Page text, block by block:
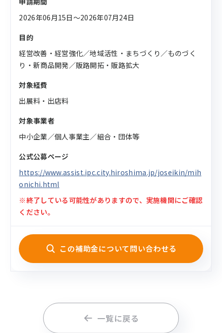
2026年06月15日〜2026年07月24日
目的
経営改善・経営強化／地域活性・まちづくり／ものづく
り・新商品開発／販路開拓・販路拡大
対象経費
出展料・出店料
対象事業者
中小企業／個人事業主／組合・団体等
公式公募ページ
https://www.assist.ipc.city.hiroshima.jp/joseikin/mih
onichi.html
※終了している可能性がありますので、実施機関にご確認
ください。
この補助金について問い合わせる
一覧に戻る